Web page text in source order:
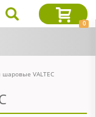
0
шаровые VALTEC